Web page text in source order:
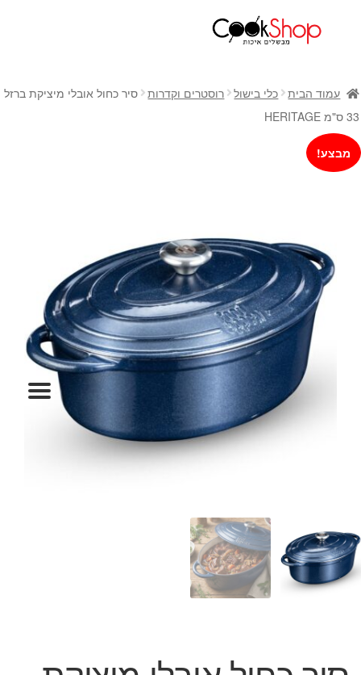
חנות
כלי בישול
סירים
מחבתות
כלי הגשה ואירוח
אחסון למטבח
סכינים
אפייה
קפה ותה
גיפט קארד
כלי בית
המותגים שלנו
מתנות לחנוכת בית
מתנות למטבח
עמוד הבית כלי בישול רוסטרים וקדרות
סיר כחול אובלי מיציקת ברזל
33 ס"מ HERITAGE
מבצע!